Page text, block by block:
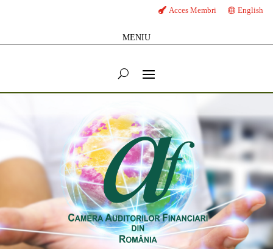
Acces Membri English
MENIU